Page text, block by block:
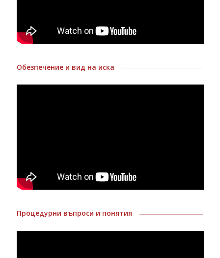
Обезпечение и вид на иска
Процедурни въпроси и понятия